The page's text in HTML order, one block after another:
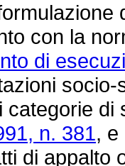
con la
di
n. 381, e
di appalto